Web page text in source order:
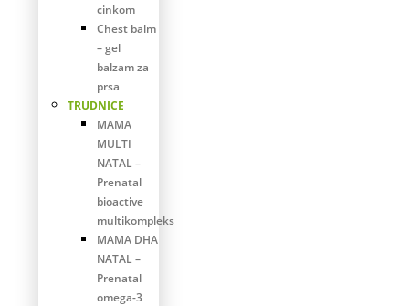
cinkom
Chest balm
– gel
balzam za
prsa
TRUDNICE
MAMA
MULTI
NATAL –
Prenatal
bioactive
multikompleks
MAMA DHA
NATAL –
Prenatal
omega-3